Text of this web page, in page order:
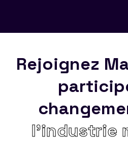
Rejoignez
l’industrie